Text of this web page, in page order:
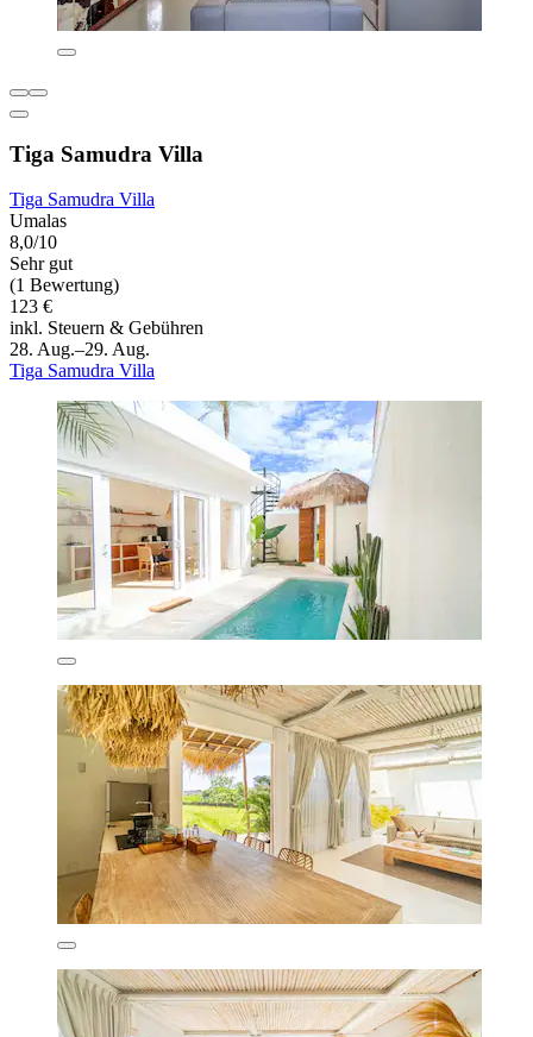
Tiga Samudra Villa
Tiga Samudra Villa
Umalas
8,0/10
Sehr gut
(1 Bewertung)
123 €
inkl. Steuern & Gebühren
28. Aug.–29. Aug.
Tiga Samudra Villa